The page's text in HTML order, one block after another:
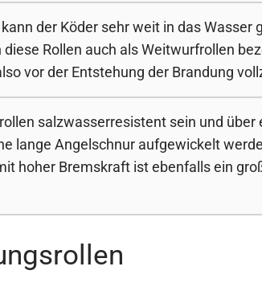
der Köder sehr weit in das Wasser
Rollen auch als Weitwurfrollen
vor der Entstehung der Brandung
salzwasserresistent sein und über
lange Angelschnur aufgewickelt
hoher Bremskraft ist ebenfalls ein